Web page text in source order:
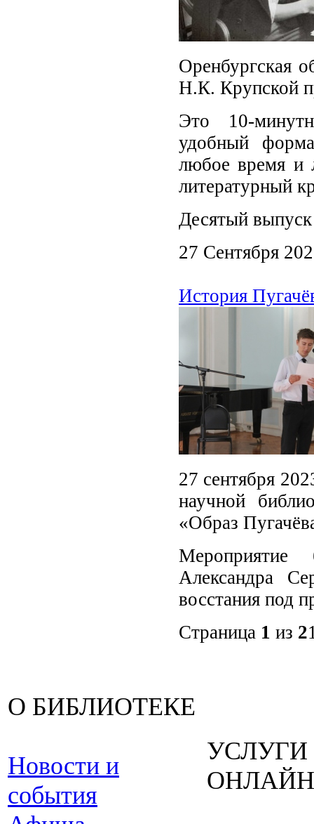
Оренбургская
Н.К. Крупской
Это 10-
удобный
любое время и
литературный
Десятый
27 Сентября
История
27 сентября
научной
«Образ
Александра
восстания под
Страница 1 из 2
О БИБЛИОТЕКЕ
Новости и
события
УСЛУГИ
ОНЛАЙН